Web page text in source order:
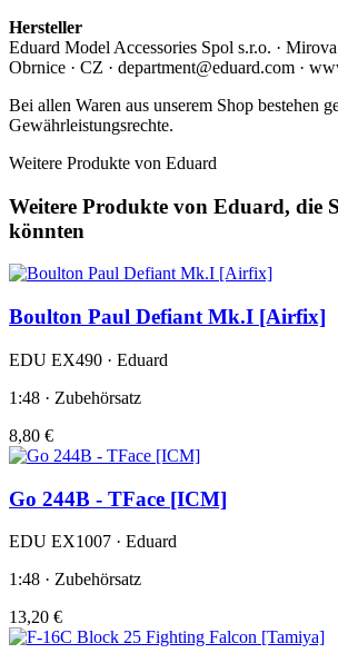
Hersteller
Eduard Model Accessories Spol s.r.o. · Mirova
Obrnice · CZ · department@eduard.com ·
Bei allen Waren aus unserem Shop bestehen
Gewährleistungsrechte.
Weitere Produkte von Eduard
Weitere Produkte von Eduard, die
könnten
Boulton Paul Defiant Mk.I [Airfix]
EDU EX490 · Eduard
1:48 · Zubehörsatz
8,80 €
Go 244B - TFace [ICM]
EDU EX1007 · Eduard
1:48 · Zubehörsatz
13,20 €